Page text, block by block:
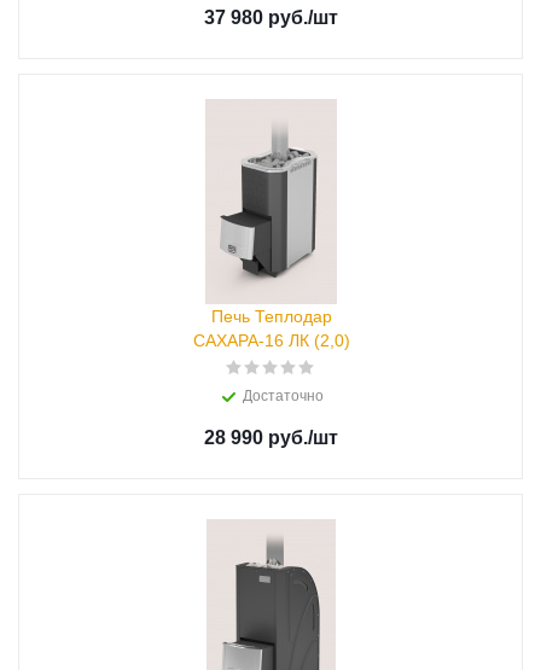
37 980 руб./шт
Печь Теплодар
САХАРА-16 ЛК (2,0)
Достаточно
28 990 руб./шт